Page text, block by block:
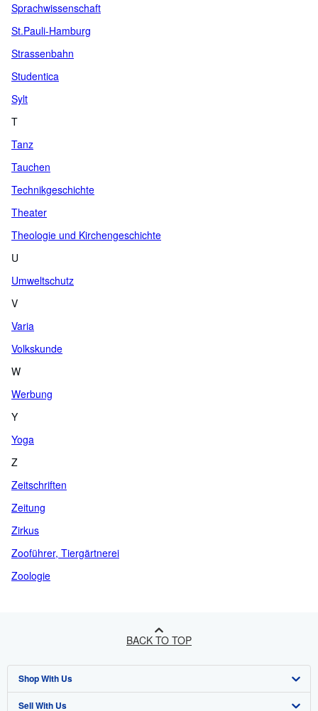
Sprachwissenschaft
St.Pauli-Hamburg
Strassenbahn
Studentica
Sylt
T
Tanz
Tauchen
Technikgeschichte
Theater
Theologie und Kirchengeschichte
U
Umweltschutz
V
Varia
Volkskunde
W
Werbung
Y
Yoga
Z
Zeitschriften
Zeitung
Zirkus
Zooführer, Tiergärtnerei
Zoologie
BACK TO TOP
Shop With Us
Advanced Search
Sell With Us